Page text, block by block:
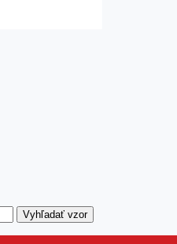
Vyhľadať vzor